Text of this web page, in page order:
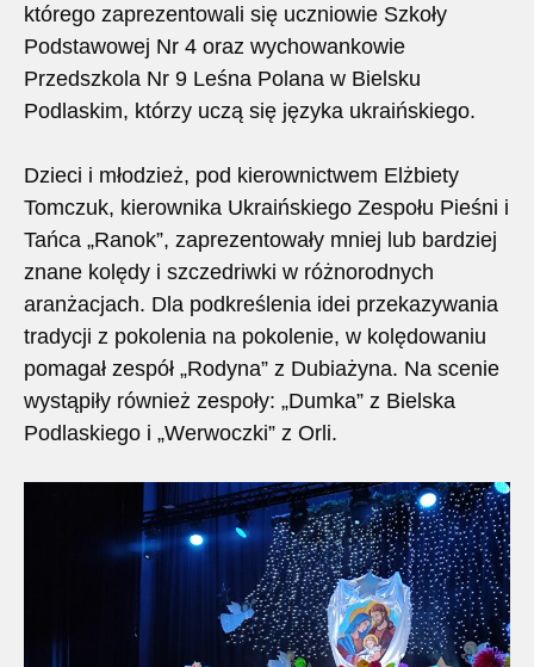
którego zaprezentowali się uczniowie Szkoły
Podstawowej Nr 4 oraz wychowankowie
Przedszkola Nr 9 Leśna Polana w Bielsku
Podlaskim, którzy uczą się języka ukraińskiego.
Dzieci i młodzież, pod kierownictwem Elżbiety
Tomczuk, kierownika Ukraińskiego Zespołu Pieśni i
Tańca „Ranok”, zaprezentowały mniej lub bardziej
znane kolędy i szczedriwki w różnorodnych
aranżacjach. Dla podkreślenia idei przekazywania
tradycji z pokolenia na pokolenie, w kolędowaniu
pomagał zespół „Rodyna” z Dubiażyna. Na scenie
wystąpiły również zespoły: „Dumka” z Bielska
Podlaskiego i „Werwoczki” z Orli.